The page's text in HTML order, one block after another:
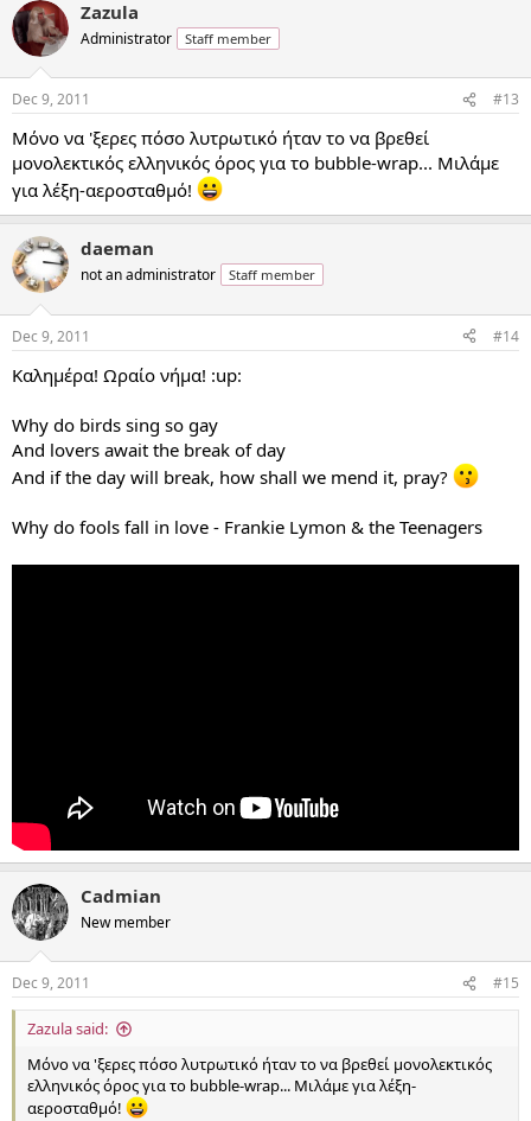
Zazula
Administrator Staff member
Dec 9, 2011 #13
Μόνο να 'ξερες πόσο λυτρωτικό ήταν το να βρεθεί
μονολεκτικός ελληνικός όρος για το bubble-wrap... Μιλάμε
για λέξη-αεροσταθμό!
daeman
not an administrator Staff member
Dec 9, 2011 #14
Καλημέρα! Ωραίο νήμα! :up:
Why do birds sing so gay
And lovers await the break of day
And if the day will break, how shall we mend it, pray?
Why do fools fall in love - Frankie Lymon & the Teenagers
Cadmian
New member
Dec 9, 2011 #15
Zazula said:
Μόνο να 'ξερες πόσο λυτρωτικό ήταν το να βρεθεί μονολεκτικός
ελληνικός όρος για το bubble-wrap... Μιλάμε για λέξη-
αεροσταθμό!